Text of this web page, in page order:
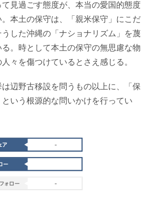
見過ごす態度が、本当の愛国的態度
。本土の保守は、「親米保守」にこだ
した沖縄の「ナショナリズム」を蔑
。時として本土の保守の無思慮な物
々を傷つけているとさえ感じる。
辺野古移設を問うもの以上に、「保
いう根源的な問いかけを行ってい
-
-